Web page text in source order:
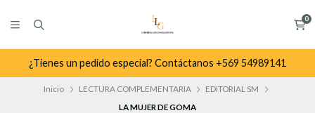
0
¿Tienes un pedido especial? Contáctanos +569 54989141
Inicio LECTURA COMPLEMENTARIA
EDITORIAL SM
LA MUJER DE GOMA